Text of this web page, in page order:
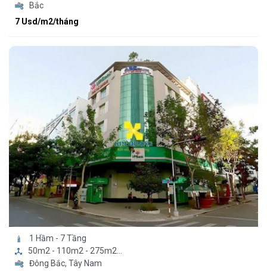
Bắc
7 Usd/m2/tháng
1 Hầm - 7 Tầng
50m2 - 110m2 - 275m2...
Đông Bắc, Tây Nam